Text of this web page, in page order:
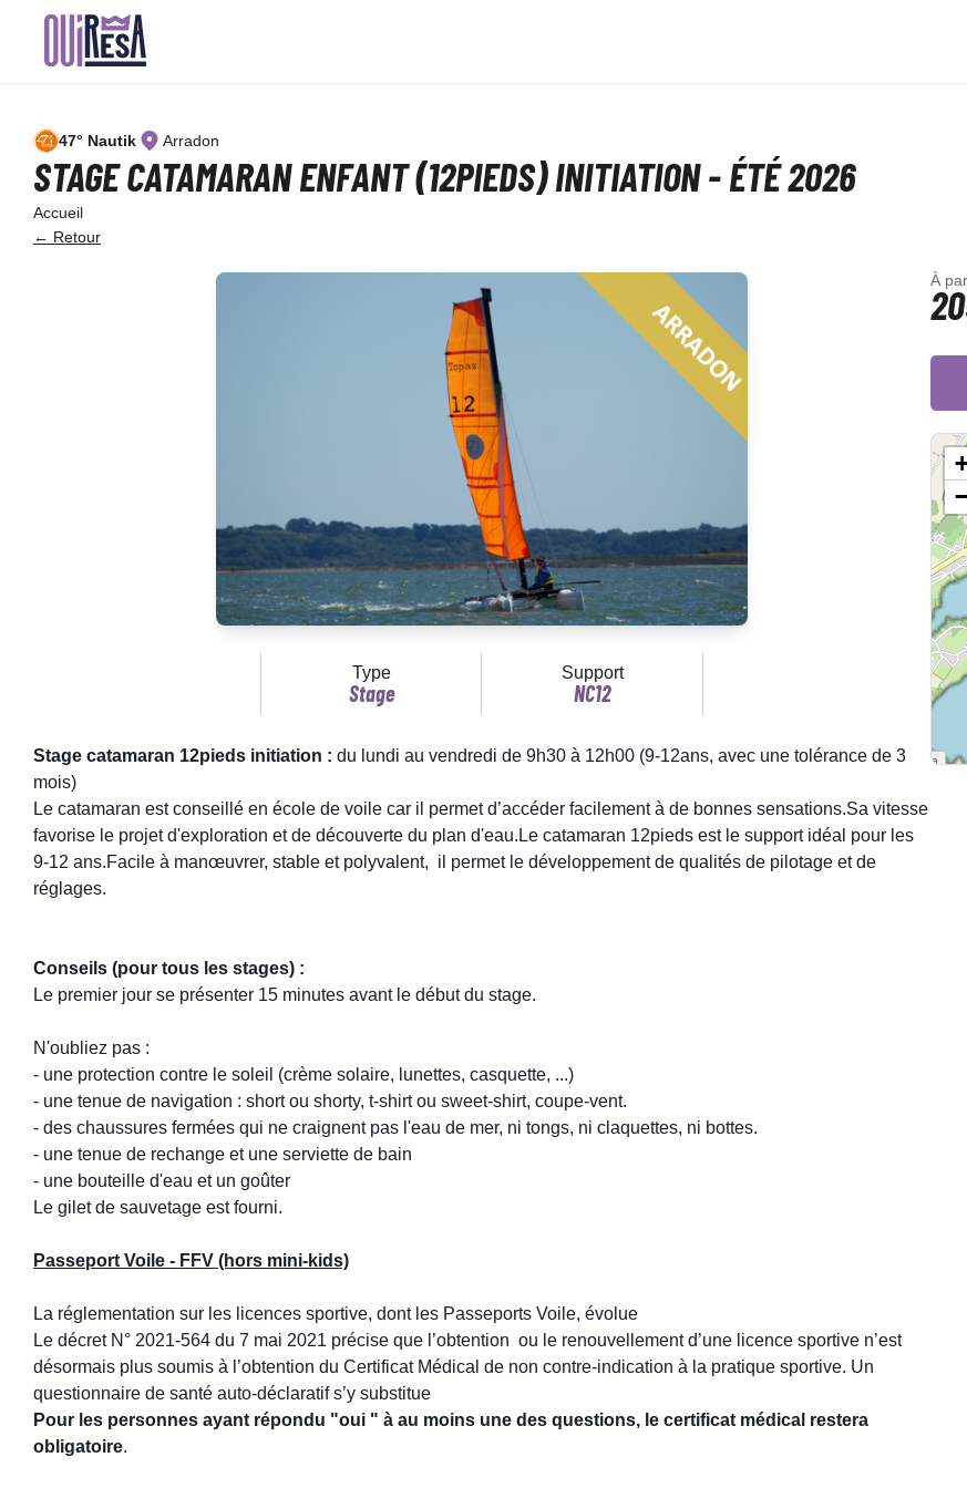
principal47° Nautik Arradon
STAGE CATAMARAN ENFANT (12PIEDS) INITIATION - ÉTÉ 2026
Accueil
← Retour
Type
Stage
Support
NC12
Stage catamaran 12pieds initiation : du lundi au vendredi de 9h30 à 12h00 (9-12ans, avec une tolérance de 3
mois)
Le catamaran est conseillé en école de voile car il permet d’accéder facilement à de bonnes sensations.Sa vitesse
favorise le projet d'exploration et de découverte du plan d'eau.Le catamaran 12pieds est le support idéal pour les
9-12 ans.Facile à manœuvrer, stable et polyvalent, il permet le développement de qualités de pilotage et de
réglages.
Conseils (pour tous les stages) :
Le premier jour se présenter 15 minutes avant le début du stage.
N'oubliez pas :
- une protection contre le soleil (crème solaire, lunettes, casquette, ...)
- une tenue de navigation : short ou shorty, t-shirt ou sweet-shirt, coupe-vent.
- des chaussures fermées qui ne craignent pas l'eau de mer, ni tongs, ni claquettes, ni bottes.
- une tenue de rechange et une serviette de bain
- une bouteille d'eau et un goûter
Le gilet de sauvetage est fourni.
Passeport Voile - FFV (hors mini-kids)
La réglementation sur les licences sportive, dont les Passeports Voile, évolue
Le décret N° 2021-564 du 7 mai 2021 précise que l’obtention ou le renouvellement d’une licence sportive n’est
désormais plus soumis à l’obtention du Certificat Médical de non contre-indication à la pratique sportive. Un
questionnaire de santé auto-déclaratif s’y substitue
Pour les personnes ayant répondu "oui " à au moins une des questions, le certificat médical restera
obligatoire.
À